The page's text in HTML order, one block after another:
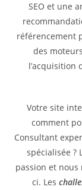
SEO et une
référencement
des
l’acquisition
Votre site
comment
Consultant
spécialisée ?
passion et
ci. Les